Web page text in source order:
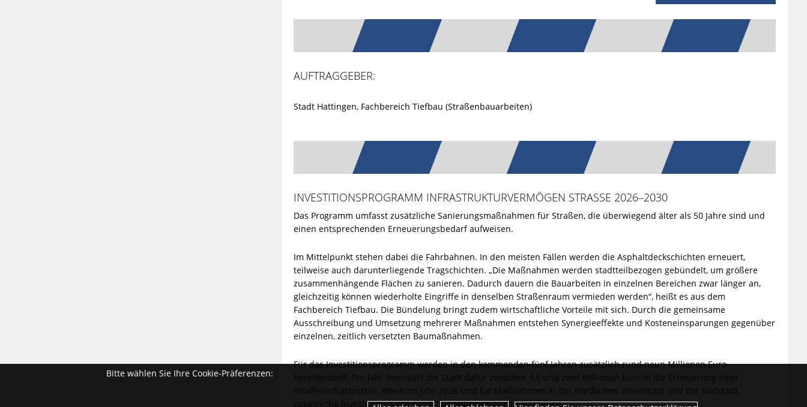
AUFTRAGGEBER:
Stadt Hattingen, Fachbereich Tiefbau (Straßenbauarbeiten)
INVESTITIONSPROGRAMM INFRASTRUKTURVERMÖGEN STRASSE 2026–2030
Das Programm umfasst zusätzliche Sanierungsmaßnahmen für Straßen, die überwiegend älter als 50 Jahre sind und
einen entsprechenden Erneuerungsbedarf aufweisen.
Im Mittelpunkt stehen dabei die Fahrbahnen. In den meisten Fällen werden die Asphaltdeckschichten erneuert,
teilweise auch darunterliegende Tragschichten. „Die Maßnahmen werden stadtteilbezogen gebündelt, um größere
zusammenhängende Flächen zu sanieren. Dadurch dauern die Bauarbeiten in einzelnen Bereichen zwar länger an,
gleichzeitig können wiederholte Eingriffe in denselben Straßenraum vermieden werden“, heißt es aus dem
Fachbereich Tiefbau. Die Bündelung bringt zudem wirtschaftliche Vorteile mit sich. Durch die gemeinsame
Ausschreibung und Umsetzung mehrerer Maßnahmen entstehen Synergieeffekte und Kosteneinsparungen gegenüber
einzelnen, zeitlich versetzten Baumaßnahmen.
Für das Investitionsprogramm werden in den kommenden fünf Jahren zusätzlich rund neun Millionen Euro
bereitgestellt. Pro Jahr investiert die Stadt dafür zwischen 1,5 und zwei Millionen Euro in die Erneuerung ihrer
Straßeninfrastruktur. Allein im Jahr 2026 sind für Maßnahmen in der nördlichen Innenstadt und der Südstadt
zusätzliche Investitionen von rund 1,54 Millionen Euro vorgesehen.
Bitte wählen Sie Ihre Cookie-Präferenzen: